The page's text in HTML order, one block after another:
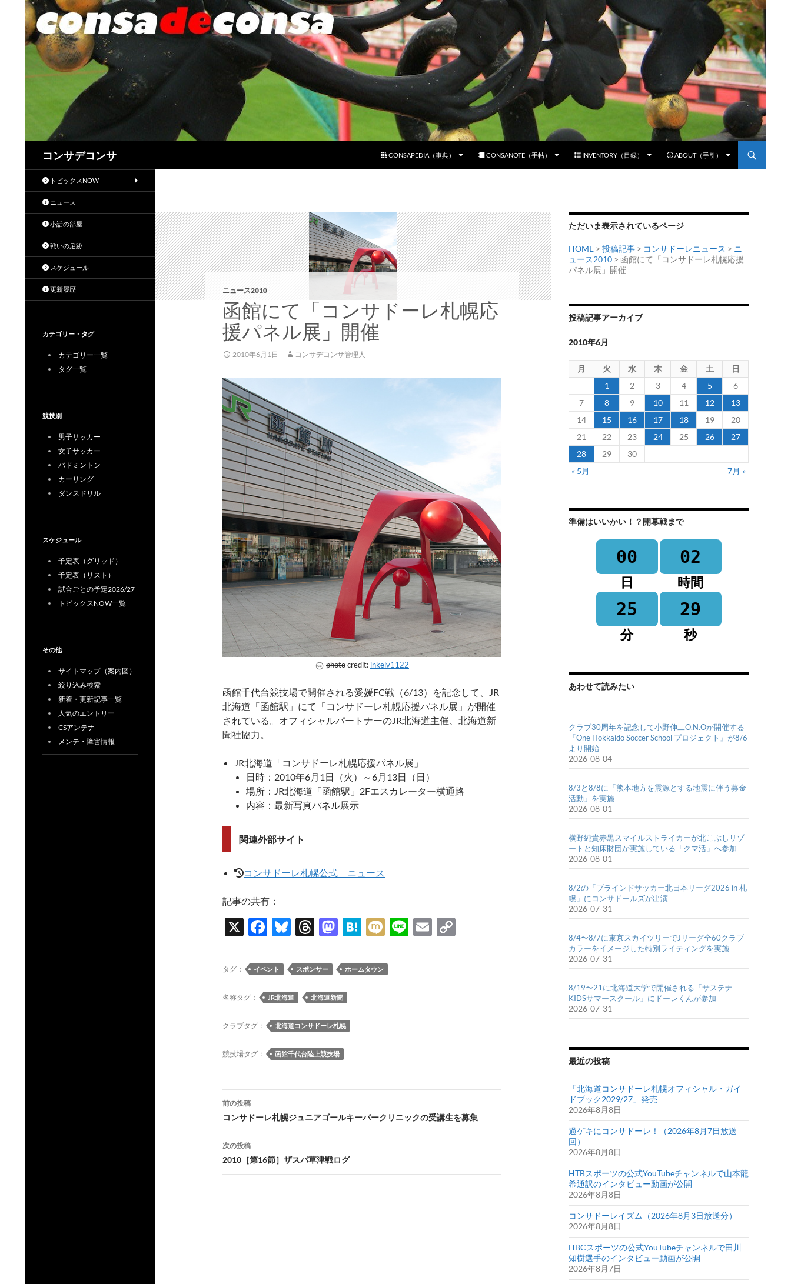
コンサデコンサ
CONSAPEDIA（事典）
CONSANOTE（手帖） INVENTORY（目録） ABOUT（手引）
ニュース2010
函館にて「コンサドーレ札幌応
援パネル展」開催
2010年6月1日 コンサデコンサ管理人
photocredit: inkelv1122
函館千代台競技場で開催される愛媛FC戦（6/13）を記念して、JR
北海道「函館駅」にて「コンサドーレ札幌応援パネル展」が開催
されている。オフィシャルパートナーのJR北海道主催、北海道新
聞社協力。
JR北海道「コンサドーレ札幌応援パネル展」
日時：2010年6月1日（火）～6月13日（日）
場所：JR北海道「函館駅」2Fエスカレーター横通路
内容：最新写真パネル展示
関連外部サイト
コンサドーレ札幌公式 ニュース
記事の共有：
X
F
e
o
o
Bl
es
y
T
e
ds
M
to
o
n
H
e
M Li
E
タグ： イベント スポンサー ホームタウン
名称タグ： JR北海道 北海道新聞
クラブタグ： 北海道コンサドーレ札幌
競技場タグ： 函館千代台陸上競技場
投
稿
ナ
ビ
ゲ
前の投稿
コンサドーレ札幌ジュニアゴールキーパークリニックの受講生を募集
次の投稿
2010［第16節］ザスパ草津戦ログ
ただいま表示されているページ
HOME > 投稿記事 > コンサドーレニュース > ニ
ュース2010 > 函館にて「コンサドーレ札幌応援
パネル展」開催
投稿記事アーカイブ
2010年6月
月 火 水 木 金 土
日
1
2 3 4 5
6
7
8 9 10 11 12
13
14
15 16 17 18 19
20
21
22 23 24 25 26
27
28
29
30
« 5月
7月 »
準備はいいかい！？開幕戦まで
00
日
02
時間
25
分
29
秒
あわせて読みたい
クラブ30周年を記念して小野伸二O.N.Oが開催する
『One Hokkaido Soccer School プロジェクト』が8/6
より開始
2026-08-04
8/3と8/8に「熊本地方を震源とする地震に伴う募金
活動」を実施
2026-08-01
横野純貴赤黒スマイルストライカーが北こぶしリゾ
ートと知床財団が実施している「クマ活」へ参加
2026-08-01
8/2の「ブラインドサッカー北日本リーグ2026 in 札
幌」にコンサドールズが出演
2026-07-31
8/4〜8/7に東京スカイツリーでJリーグ全60クラブ
カラーをイメージした特別ライティングを実施
2026-07-31
8/19〜21に北海道大学で開催される「サステナ
KIDSサマースクール」にドーレくんが参加
2026-07-31
最近の投稿
「北海道コンサドーレ札幌オフィシャル・ガイ
ドブック2029/27」発売
2026年8月8日
過ゲキにコンサドーレ！（2026年8月7日放送
回）
2026年8月8日
HTBスポーツの公式YouTubeチャンネルで山本龍
希通訳のインタビュー動画が公開
2026年8月8日
コンサドーレイズム（2026年8月3日放送分）
2026年8月8日
HBCスポーツの公式YouTubeチャンネルで田川
知樹選手のインタビュー動画が公開
2026年8月7日
トピックスNOW
ニュース
小話の部屋
戦いの足跡
スケジュール
更新履歴
カテゴリー・タグ
カテゴリー一覧
タグ一覧
競技別
男子サッカー
女子サッカー
バドミントン
カーリング
ダンスドリル
スケジュール
予定表（グリッド）
予定表（リスト）
試合ごとの予定2026/27
トピックスNOW一覧
その他
サイトマップ（案内図）
絞り込み検索
新着・更新記事一覧
人気のエントリー
CSアンテナ
メンテ・障害情報